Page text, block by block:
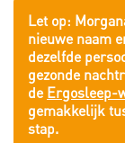
Let op:
nieuwe naam
dezelfde
gezonde
de Ergosleep-
gemakkelijk
stap.